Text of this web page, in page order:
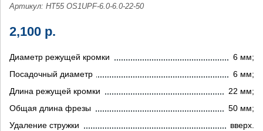
Артикул: HT55 OS1UPF-6.0-6.0-22-50
2,100 р.
Диаметр режущей кромки
6 мм;
Посадочный диаметр
6 мм;
Длина режущей кромки
22 мм;
Общая длина фрезы
50 мм;
Удаление стружки
вверх.